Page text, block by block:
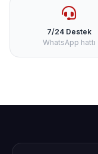
7/24 Destek
WhatsApp hattı